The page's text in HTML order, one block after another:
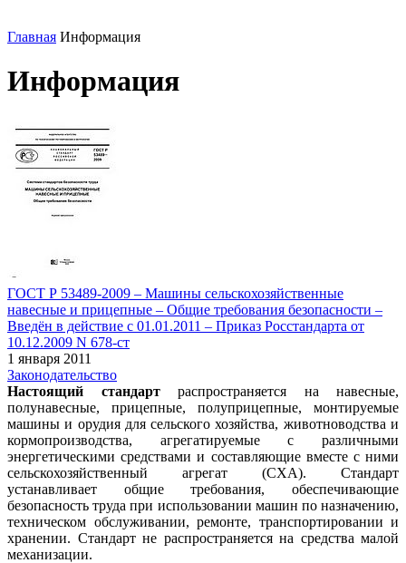
Главная Информация
Информация
ГОСТ Р 53489-2009 – Машины сельскохозяйственные
навесные и прицепные – Общие требования безопасности –
Введён в действие с 01.01.2011 – Приказ Росстандарта от
10.12.2009 N 678-ст
1 января 2011
Законодательство
Настоящий стандартраспространяется на навесные,
полунавесные, прицепные, полуприцепные, монтируемые
машины и орудия для сельского хозяйства, животноводства и
кормопроизводства, агрегатируемые с различными
энергетическими средствами и составляющие вместе с ними
сельскохозяйственный агрегат (СХА). Стандарт
устанавливает общие требования, обеспечивающие
безопасность труда при использовании машин по назначению,
техническом обслуживании, ремонте, транспортировании и
хранении. Стандарт не распространяется на средства малой
механизации.